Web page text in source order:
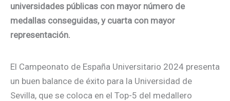
universidades públicas con mayor número de
medallas conseguidas, y cuarta con mayor
representación.
El Campeonato de España Universitario 2024 presenta
un buen balance de éxito para la Universidad de
Sevilla, que se coloca en el Top-5 del medallero